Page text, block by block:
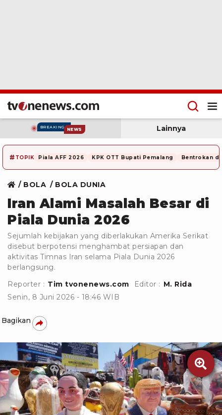
BREAKING NEWS Lainnya
# TOPIK Piala AFF 2026 KPK OTT Bupati Pemalang Bentrokan di
BOLA BOLA DUNIA
Iran Alami Masalah Besar di
Piala Dunia 2026
Sejumlah kebijakan yang diberlakukan Amerika Serikat
disebut berpotensi menghambat persiapan dan
aktivitas Timnas Iran selama Piala Dunia 2026
berlangsung.
Reporter : Tim tvonenews.com Editor : M. Rida
Senin, 8 Juni 2026 - 18:46 WIB
Bagikan
